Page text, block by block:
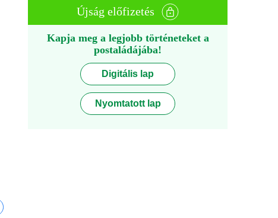
Újság előfizetés
Kapja meg a legjobb történeteket a
postaládájába!
Digitális lap
Nyomtatott lap